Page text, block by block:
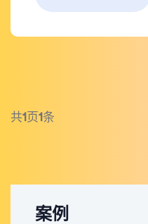
共1 页1条
案例